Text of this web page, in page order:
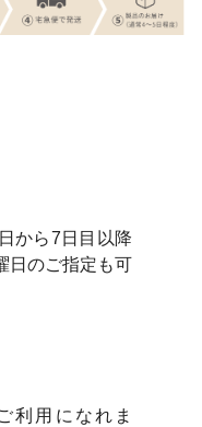
から7日目以降
日のご指定も可
利用になれま